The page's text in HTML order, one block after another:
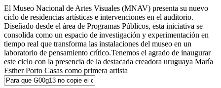
El Museo Nacional de Artes Visuales (MNAV) presenta su nuevo
ciclo de residencias artísticas e intervenciones en el auditorio.
Diseñado desde el área de Programas Públicos, esta iniciativa se
consolida como un espacio de investigación y experimentación en
tiempo real que transforma las instalaciones del museo en un
laboratorio de pensamiento crítico.Tenemos el agrado de inaugurar
este ciclo con la presencia de la destacada creadora uruguaya María
Esther Porto Casas como primera artista